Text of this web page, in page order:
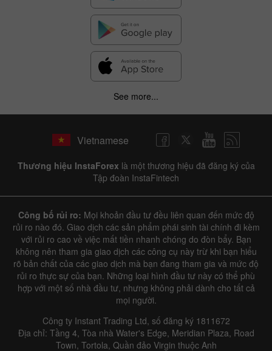
See more...
Vietnamese
Thương hiệu InstaForex là một thương hiệu đã đăng ký của
Tập đoàn InstaFintech
Công bố rủi ro: Mọi khoản đầu tư đều liên quan đến mức độ
rủi ro nào đó. Giao dịch các sản phẩm phái sinh tài chính đi kèm
với rủi ro cao về việc mất tiền nhanh chóng do đòn bẩy. Bạn
không nên tham gia giao dịch các công cụ này trừ khi bạn hiểu
rõ bản chất của các giao dịch mà bạn đang tham gia và mức độ
rủi ro thực sự của bạn. Những loại hình đầu tư này có thể phù
hợp với một số nhà đầu tư, nhưng không phải dành cho tất cả
mọi người.
Công ty Instant Trading Ltd, số đăng ký 1811672
Địa chỉ: Tầng 4, Tòa nhà Water's Edge, Meridian Plaza, Road
Town, Tortola, Quần đảo Virgin thuộc Anh